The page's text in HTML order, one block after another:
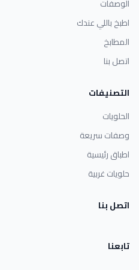
الوصفات
اطبخ باللي عندك
المطابخ
اتصل بنا
التصنيفات
الحلويات
وصفات سريعة
اطباق رئيسية
حلويات غربية
اتصل بنا
تابعنا